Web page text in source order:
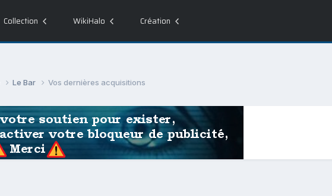
Collection WikiHalo Création
Le Bar Vos dernières acquisitions